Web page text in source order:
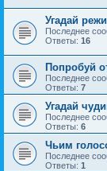
Угадай
Последнее
Ответы: 16
Попробуй
Последнее
Ответы: 7
Угадай
Последнее
Ответы: 6
Чьим
Последнее
Ответы: 1